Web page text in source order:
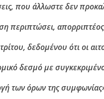
που άλλωστε δεν
περιπτώσει,
δεδομένου ότι οι
δεσμό με
των όρων της